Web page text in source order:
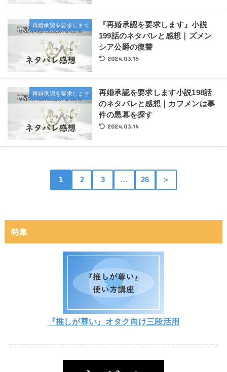
再婚承認を要求します
『再婚承認を要求します』小説
199話のネタバレと感想｜ズメン
シア公爵の復讐
2024.03.15
再婚承認を要求します
再婚承認を要求します小説198話
のネタバレと感想｜カフメンは事
件の黒幕を探す
2024.03.14
1 2 3 … 26 ＞
特集
『推しが尊い』オタク向け三段活用